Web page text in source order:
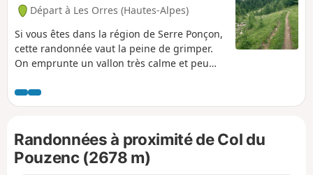
Départ à Les Orres (Hautes-Alpes)
Si vous êtes dans la région de Serre Ponçon,
cette randonnée vaut la peine de grimper.
On emprunte un vallon très calme et peu
habité par les marmottes et quelques
chamois, et des centaines de fleurs alpines
impressionnante sur Serre-Ponçon une fois
au col.
Randonnées à proximité de Col du
Pouzenc (2678 m)